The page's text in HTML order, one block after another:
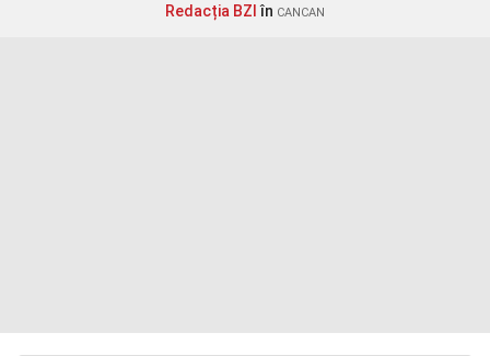
Redacția BZI în CANCAN